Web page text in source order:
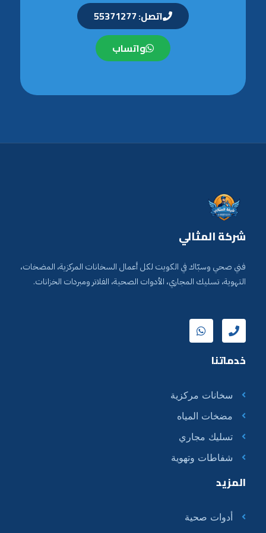
اتصل: 55371277
واتساب
شركة المثالي
فني صحي وسبّاك في الكويت لكل أعمال السخانات المركزية، المضخات،
التهوية، تسليك المجاري، الأدوات الصحية، الفلاتر ومبردات الخزانات.
خدماتنا
سخانات مركزية
مضخات المياه
تسليك مجاري
شفاطات وتهوية
المزيد
أدوات صحية